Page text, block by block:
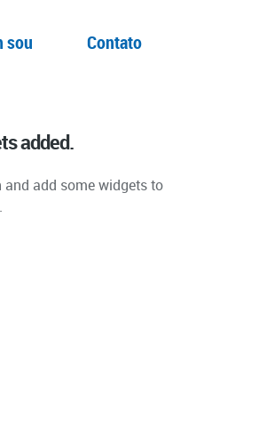
sou Contato
added.
and add some widgets to